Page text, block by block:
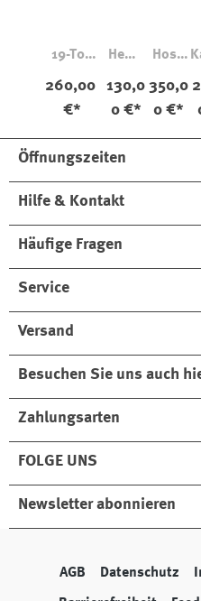
19-T06
260,00
€*
Hemd
no
Fischg
rat
130,0
0 €*
Hose
el
Cord
Lagun
350,0
0 €*
Öffnungszeiten
Hilfe & Kontakt
Häufige Fragen
Service
Versand
Besuchen Sie uns auch
Zahlungsarten
FOLGE UNS
Newsletter abonnieren
AGB Datenschutz